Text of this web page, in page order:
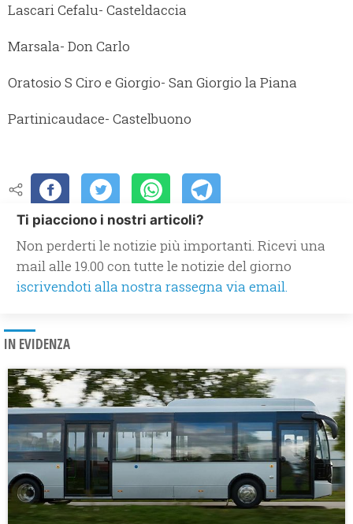
Lascari Cefalu- Casteldaccia
Marsala- Don Carlo
Oratosio S Ciro e Giorgio- San Giorgio la Piana
Partinicaudace- Castelbuono
Ti piacciono i nostri articoli?
Non perderti le notizie più importanti. Ricevi una
mail alle 19.00 con tutte le notizie del giorno
iscrivendoti alla nostra rassegna via email.
IN EVIDENZA